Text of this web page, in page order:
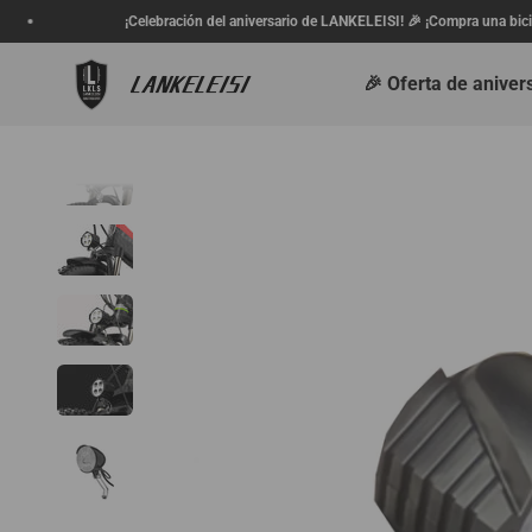
Ir al contenido¡Celebración del aniversario de LANKELEISI! 🎉 ¡Compra una bicicleta
🎉 Oferta de
lankeleisi.eu